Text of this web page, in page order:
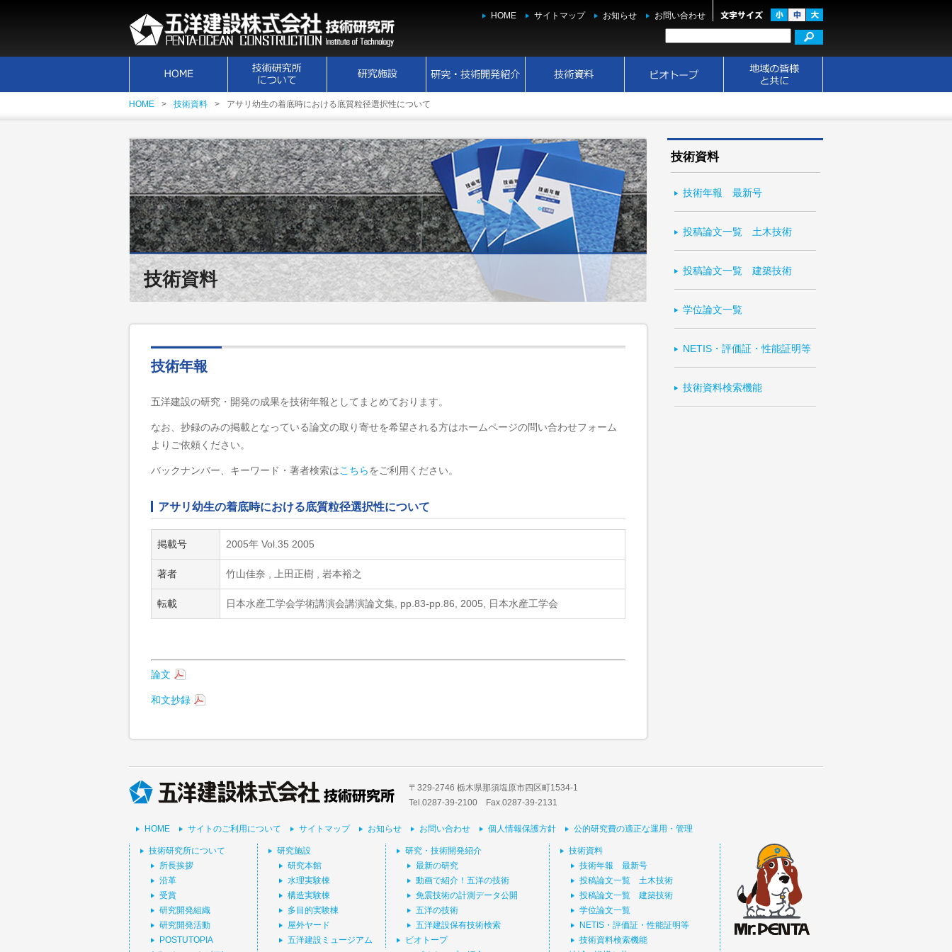
HOME サイトマップ お知らせ お問い合わせ
HOME 技術資料 アサリ幼生の着底時における底質粒径選択性について
技術資料
技術年報
五洋建設の研究・開発の成果を技術年報としてまとめております。
なお、抄録のみの掲載となっている論文の取り寄せを希望される方はホームページの問い合わせフォーム
よりご依頼ください。
バックナンバー、キーワード・著者検索はこちらをご利用ください。
アサリ幼生の着底時における底質粒径選択性について
掲載号 2005年 Vol.35 2005
著者 竹山佳奈 , 上田正樹 , 岩本裕之
転載 日本水産工学会学術講演会講演論文集, pp.83-pp.86, 2005, 日本水産工学会
論文
和文抄録
技術資料
技術年報 最新号
投稿論文一覧 土木技術
投稿論文一覧 建築技術
学位論文一覧
NETIS・評価証・性能証明等
技術資料検索機能
〒329-2746 栃木県那須塩原市四区町1534-1
Tel.0287-39‐2100 Fax.0287-39-2131
HOME サイトのご利用について サイトマップ お知らせ お問い合わせ 個人情報保護方針 公的研究費の適正な運用・管理
技術研究所について
所長挨拶
沿革
受賞
研究開発組織
研究開発活動
POSTUTOPIA
研究施設
研究本館
水理実験棟
構造実験棟
多目的実験棟
屋外ヤード
五洋建設ミュージアム
研究・技術開発紹介
最新の研究
動画で紹介！五洋の技術
免震技術の計測データ公開
五洋の技術
五洋建設保有技術検索
ビオトープ
技術資料
技術年報 最新号
投稿論文一覧 土木技術
投稿論文一覧 建築技術
学位論文一覧
NETIS・評価証・性能証明等
技術資料検索機能